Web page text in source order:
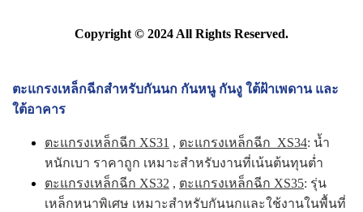
Copyright © 2024 All Rights Reserved.
ตะแกรงเหล็กฉีกสำหรับกันนก กันหนู กันงู ใต้ฝ้าเพดาน และ
ใต้อาคาร
ตะแกรงเหล็กฉีก XS31 , ตะแกรงเหล็กฉีก XS34: น้ำ
หนักเบา ราคาถูก เหมาะสำหรับงานที่เน้นต้นทุนต่ำ
ตะแกรงเหล็กฉีก XS32 , ตะแกรงเหล็กฉีก XS35: รุ่น
เหล็กหนาพิเศษ เหมาะสำหรับกันนกและใช้งานในพื้นที่